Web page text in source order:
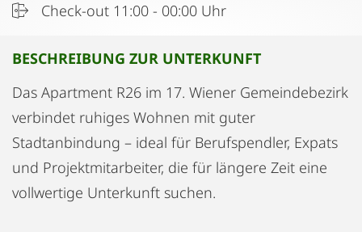
Check-out 11:00 - 00:00 Uhr
BESCHREIBUNG ZUR UNTERKUNFT
Das Apartment R26 im 17. Wiener Gemeindebezirk
verbindet ruhiges Wohnen mit guter
Stadtanbindung – ideal für Berufspendler, Expats
und Projektmitarbeiter, die für längere Zeit eine
vollwertige Unterkunft suchen.